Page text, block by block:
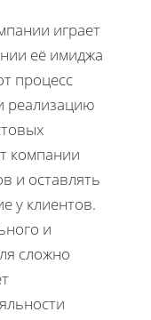
играет
её имиджа
процесс
реализацию
компании
и оставлять
у клиентов.
и
сложно